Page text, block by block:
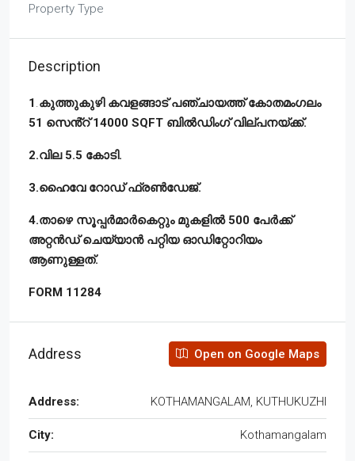
Property Type
Description
1.കുത്തുകുഴി കവളങ്ങാട് പഞ്ചായത്ത് കോതമംഗലം
51 സെൻ്റ് 14000 SQFT ബിൽഡിംഗ്‌ വില്പനയ്ക്ക്.
2.വില 5.5 കോടി.
3.ഹൈവേ റോഡ് ഫ്രൺഡേജ്.
4.താഴെ സൂപ്പർമാർകെറ്റും മുകളിൽ 500 പേർക്ക്
അറ്റൻഡ് ചെയ്യാൻ പറ്റിയ ഓഡിറ്റോറിയം
ആണുള്ളത്.
FORM 11284
Address Open on Google Maps
Address: KOTHAMANGALAM, KUTHUKUZHI
City: Kothamangalam